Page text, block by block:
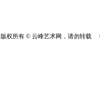
版权所有 © 云峰艺术网，请勿转载